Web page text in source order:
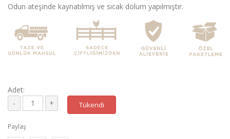
Odun ateşinde kaynatılmış ve sıcak dolum yapılmıştır.
Adet:
Tükendi
Paylaş